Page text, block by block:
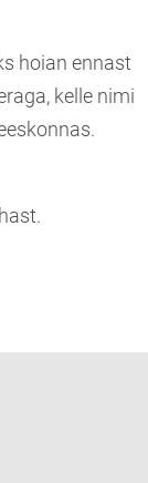
hoian ennast
kelle nimi